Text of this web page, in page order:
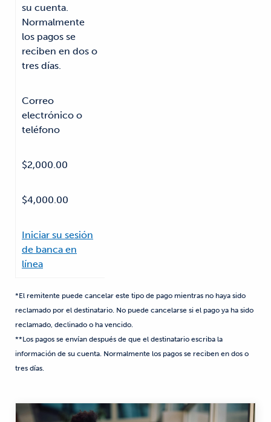
su cuenta.
Normalmente
los pagos se
reciben en dos o
tres días.
Correo
electrónico o
teléfono
$2,000.00
$4,000.00
Iniciar su sesión
de banca en
línea
*El remitente puede cancelar este tipo de pago mientras no haya sido
reclamado por el destinatario. No puede cancelarse si el pago ya ha sido
reclamado, declinado o ha vencido.
**Los pagos se envían después de que el destinatario escriba la
información de su cuenta. Normalmente los pagos se reciben en dos o
tres días.